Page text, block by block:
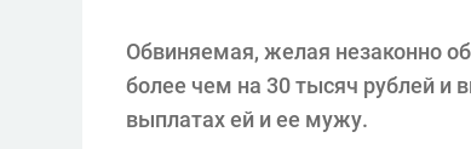
Обвиняемая, желая незаконно
более чем на 30 тысяч рублей и
выплатах ей и ее мужу.